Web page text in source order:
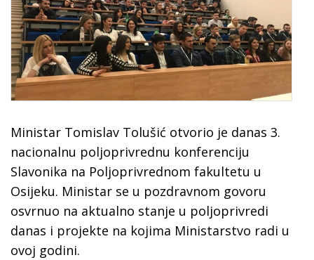
Ministar Tomislav Tolušić otvorio je danas 3.
nacionalnu poljoprivrednu konferenciju
Slavonika na Poljoprivrednom fakultetu u
Osijeku. Ministar se u pozdravnom govoru
osvrnuo na aktualno stanje u poljoprivredi
danas i projekte na kojima Ministarstvo radi u
ovoj godini.